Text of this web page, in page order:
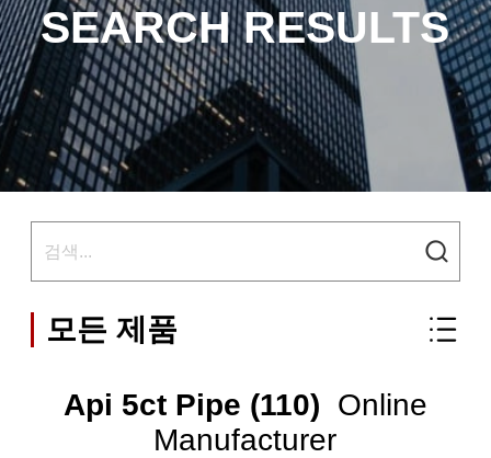
SEARCH RESULTS
모든 제품
Api 5ct Pipe (110) Online
Manufacturer